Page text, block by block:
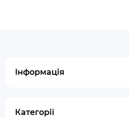
Інформація
Категорії